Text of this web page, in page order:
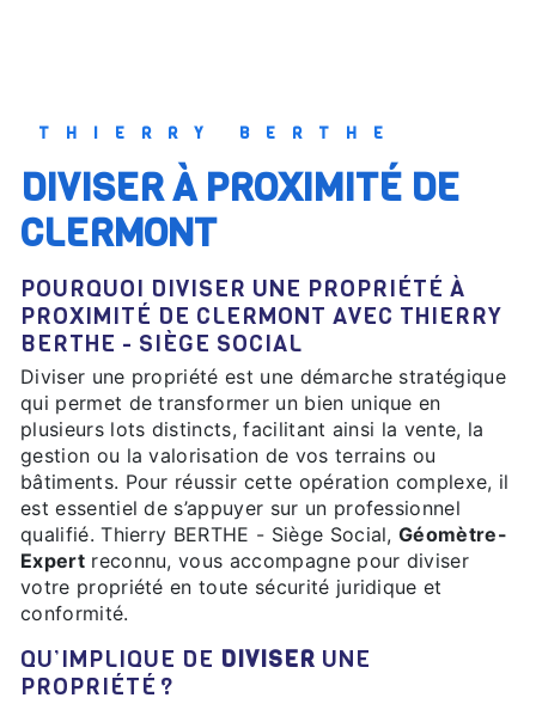
THIERRY BERTHE
DIVISER À PROXIMITÉ DE
CLERMONT
POURQUOI DIVISER UNE PROPRIÉTÉ À
PROXIMITÉ DE CLERMONT AVEC THIERRY
BERTHE - SIÈGE SOCIAL
Diviser une propriété est une démarche stratégique
qui permet de transformer un bien unique en
plusieurs lots distincts, facilitant ainsi la vente, la
gestion ou la valorisation de vos terrains ou
bâtiments. Pour réussir cette opération complexe, il
est essentiel de s’appuyer sur un professionnel
qualifié. Thierry BERTHE - Siège Social,Géomètre-
Expertreconnu, vous accompagne pour diviser
votre propriété en toute sécurité juridique et
conformité.
QU’IMPLIQUE DE DIVISER UNE
PROPRIÉTÉ ?